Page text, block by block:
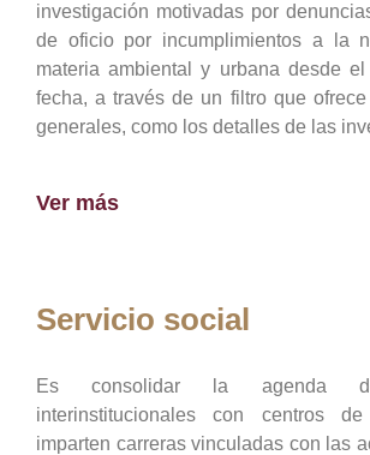
investigación motivadas por
de oficio por incumplimientos a la
materia ambiental y urbana desde
fecha, a través de un filtro que
generales, como los detalles de las
Ver más
Servicio social
Es consolidar la agenda
interinstitucionales con centros
imparten carreras vinculadas con las